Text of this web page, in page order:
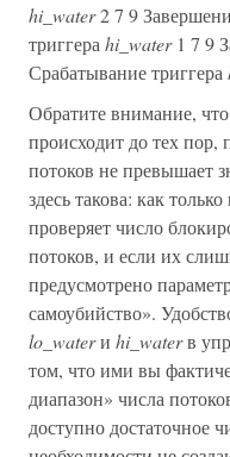
hi_water2 7 9
триггера hi_water1 7 9
Срабатывание триггера
Обратите внимание,
происходит до тех
потоков не превышает
здесь такова: как
проверяет число
потоков, и если их
предусмотрено
самоубийство».
lo_waterи hi_waterв
том, что ими вы
диапазон» числа
доступно достаточное